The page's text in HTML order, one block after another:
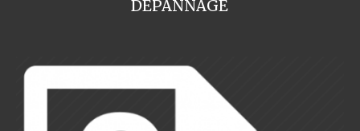
DEPANNAGE